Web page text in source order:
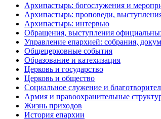
Архипастырь: богослужения и
Архипастырь: проповеди,
Архипастырь: интервью
Обращения, выступления
Управление епархией: собрания,
Общецерковные события
Образование и катехизация
Церковь и государство
Церковь и общество
Социальное служение и
Армия и правоохранительные
Жизнь приходов
История епархии